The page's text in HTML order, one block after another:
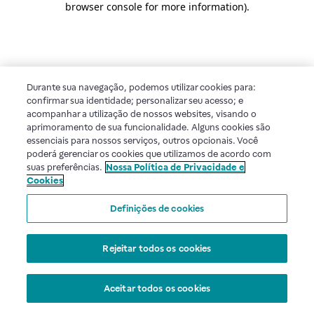
browser console for more information).
Durante sua navegação, podemos utilizar cookies para:
confirmar sua identidade; personalizar seu acesso; e
acompanhar a utilização de nossos websites, visando o
aprimoramento de sua funcionalidade. Alguns cookies são
essenciais para nossos serviços, outros opcionais. Você
poderá gerenciar os cookies que utilizamos de acordo com
suas preferências. Nossa Política de Privacidade e
Cookies
Definições de cookies
Rejeitar todos os cookies
Aceitar todos os cookies